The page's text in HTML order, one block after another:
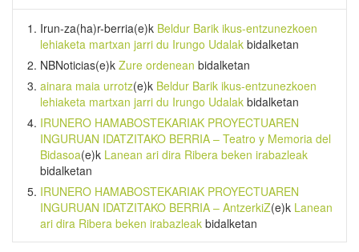
Irun-za(ha)r-berria(e)k Beldur Barik ikus-entzunezkoen
lehiaketa martxan jarri du Irungo Udalak bidalketan
NBNoticias(e)k Zure ordenean bidalketan
ainara maia urrotz(e)k Beldur Barik ikus-entzunezkoen
lehiaketa martxan jarri du Irungo Udalak bidalketan
IRUNERO HAMABOSTEKARIAK PROYECTUAREN
INGURUAN IDATZITAKO BERRIA – Teatro y Memoria del
Bidasoa(e)k Lanean ari dira Ribera beken irabazleak
bidalketan
IRUNERO HAMABOSTEKARIAK PROYECTUAREN
INGURUAN IDATZITAKO BERRIA – AntzerkiZ(e)k Lanean
ari dira Ribera beken irabazleak bidalketan